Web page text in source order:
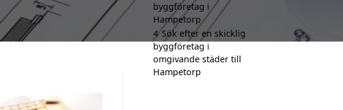
byggföretag i
Hampetorp
4 Sök efter en skicklig
byggföretag i
omgivande städer till
Hampetorp